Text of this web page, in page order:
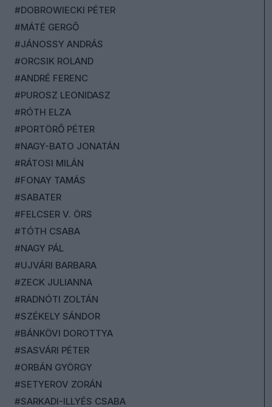
#DOBROWIECKI PÉTER
#MÁTÉ GERGŐ
#JÁNOSSY ANDRÁS
#ORCSIK ROLAND
#ANDRÉ FERENC
#PUROSZ LEONIDASZ
#RÓTH ELZA
#PORTÖRŐ PÉTER
#NAGY-BATO JONATÁN
#RÁTOSI MILÁN
#FONAY TAMÁS
#SABATER
#FELCSER V. ÖRS
#TÓTH CSABA
#NAGY PÁL
#UJVÁRI BARBARA
#ZECK JULIANNA
#RADNÓTI ZOLTÁN
#SZÉKELY SÁNDOR
#BÁNKÖVI DOROTTYA
#SASVÁRI PÉTER
#ORBÁN GYÖRGY
#SETYEROV ZORÁN
#SARKADI-ILLYÉS CSABA